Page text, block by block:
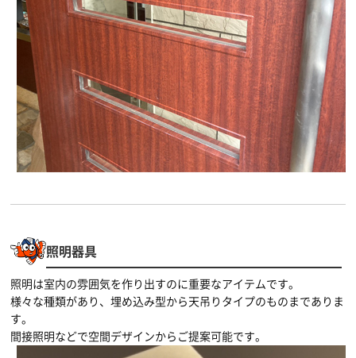
照明器具
照明は室内の雰囲気を作り出すのに重要なアイテムです。
様々な種類があり、埋め込み型から天吊りタイプのものまでありま
す。
間接照明などで空間デザインからご提案可能です。